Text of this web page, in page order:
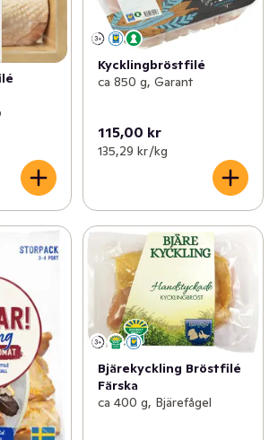
Kycklingbröstfilé
ca 850 g, Garant
115,00 kr
135,29 kr /kg
Bjärekyckling Bröstfilé
Färska
ca 400 g, Bjärefågel